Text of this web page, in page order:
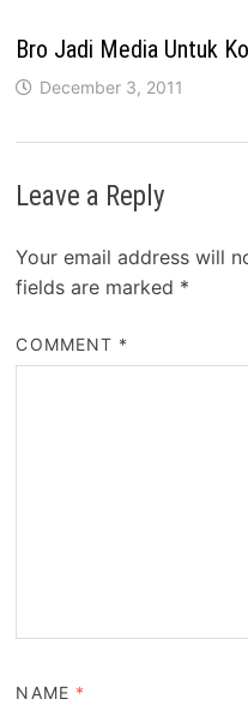
Bro Jadi Media Untuk
December 3, 2011
Leave a Reply
Your email address will
fields are marked *
COMMENT *
NAME *